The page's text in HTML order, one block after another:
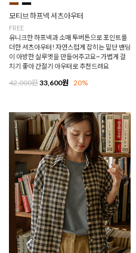
모티브 하프넥 셔츠아우터
FREE
유니크한 하프넥과 소매 투버튼으로 포인트를
더한 셔츠아우터! 자연스럽게 잡히는 밑단 밴딩
이 아방한 실루엣을 만들어주고요~ 가볍게 걸
치기 좋아 간절기 아우터로 추천드려요
42,000원33,600원 20%